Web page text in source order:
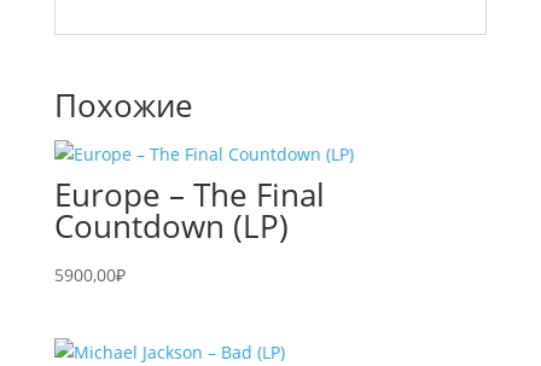
Похожие
Europe – The Final
Countdown (LP)
5900,00₽